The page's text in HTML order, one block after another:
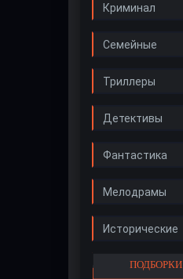
Криминал
Семейные
Триллеры
Детективы
Фантастика
Мелодрамы
Исторические
ПОДБОРКИ